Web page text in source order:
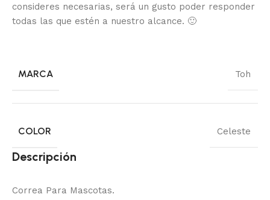
consideres necesarias, será un gusto poder responder
todas las que estén a nuestro alcance. 🙂
MARCA Toh
COLOR Celeste
Descripción
Correa Para Mascotas.